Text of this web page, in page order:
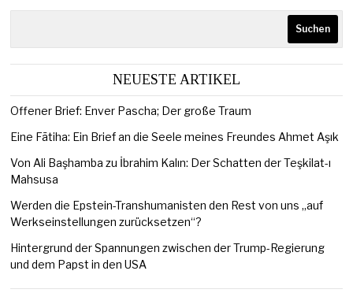
Suchen
NEUESTE ARTIKEL
Offener Brief: Enver Pascha; Der große Traum
Eine Fātiha: Ein Brief an die Seele meines Freundes Ahmet Aşık
Von Ali Başhamba zu İbrahim Kalın: Der Schatten der Teşkilat-ı
Mahsusa
Werden die Epstein-Transhumanisten den Rest von uns „auf
Werkseinstellungen zurücksetzen“?
Hintergrund der Spannungen zwischen der Trump-Regierung
und dem Papst in den USA